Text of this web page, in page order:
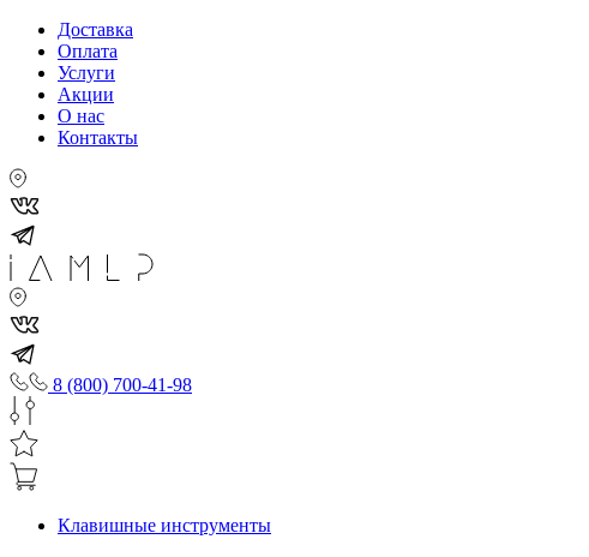
Доставка
Оплата
Услуги
Акции
О нас
Контакты
8 (800) 700-41-98
Клавишные инструменты